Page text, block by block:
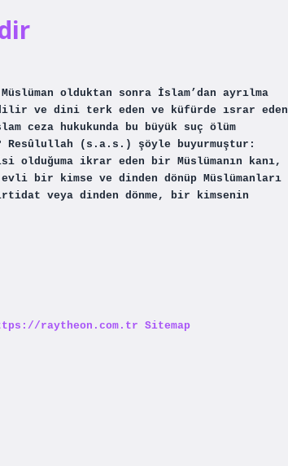
olduktan sonra İslam’dan ayrılma
ve dini terk eden ve küfürde ısrar eden
ceza hukukunda bu büyük suç ölüm
Resûlullah (s.a.s.) şöyle buyurmuştur:
olduğuma ikrar eden bir Müslümanın kanı,
bir kimse ve dinden dönüp Müslümanları
veya dinden dönme, bir kimsenin
raytheon.com.tr Sitemap